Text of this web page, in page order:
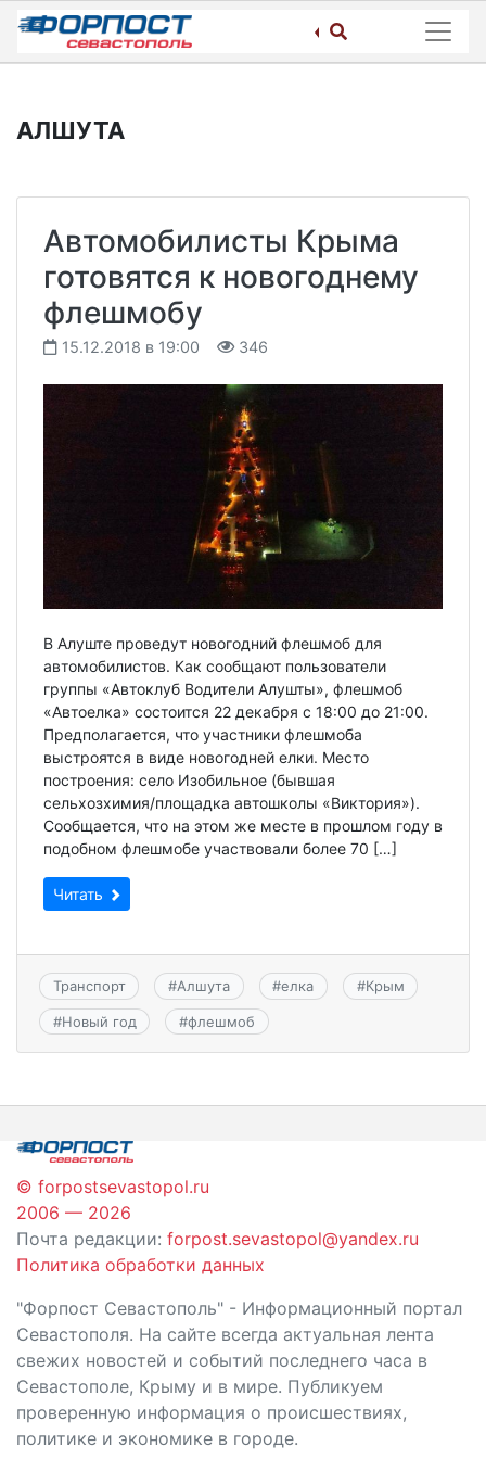
Skip
content
АЛШУТА
Автомобилисты Крыма
готовятся к новогоднему
флешмобу
15.12.2018 в 19:00 346
В Алуште проведут новогодний флешмоб для
автомобилистов. Как сообщают пользователи
группы «Автоклуб Водители Алушты», флешмоб
«Автоелка» состоится 22 декабря с 18:00 до 21:00.
Предполагается, что участники флешмоба
выстроятся в виде новогодней елки. Место
построения: село Изобильное (бывшая
сельхозхимия/площадка автошколы «Виктория»).
Сообщается, что на этом же месте в прошлом году в
подобном флешмобе участвовали более 70 […]
Читать
Транспорт #Алшута #елка #Крым
#Новый год #флешмоб
© forpostsevastopol.ru
2006 — 2026
Почта редакции: forpost.sevastopol@yandex.ru
Политика обработки данных
"Форпост Севастополь" - Информационный портал
Севастополя. На сайте всегда актуальная лента
свежих новостей и событий последнего часа в
Севастополе, Крыму и в мире. Публикуем
проверенную информация о происшествиях,
политике и экономике в городе.